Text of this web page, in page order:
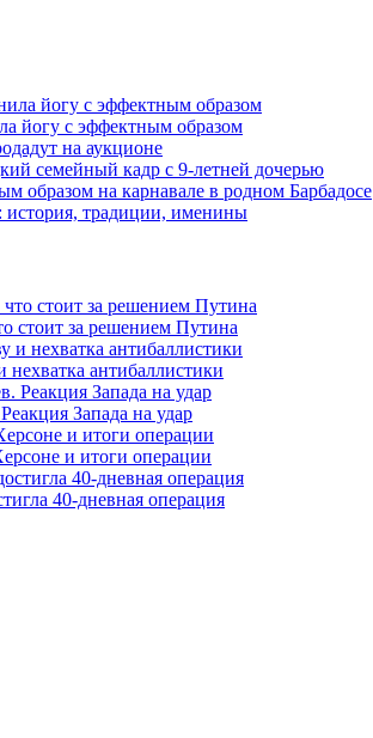
йогу с эффектным образом
на аукционе
семейный кадр с 9-летней дочерью
образом на карнавале в родном Барбадосе
история, традиции, именины
стоит за решением Путина
антибаллистики
Запада на удар
и итоги операции
40-дневная операция